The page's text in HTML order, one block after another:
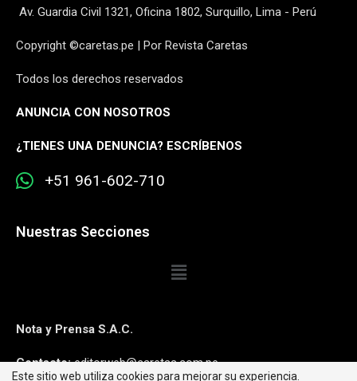
Av. Guardia Civil 1321, Oficina 1802, Surquillo, Lima - Perú
Copyright ©caretas.pe | Por Revista Caretas
Todos los derechos reservados
ANUNCIA CON NOSOTROS
¿TIENES UNA DENUNCIA? ESCRÍBENOS
+51 961-602-710
Nuestras Secciones
Nota y Prensa S.A.C.
Contacto:editorweb@caretas.com.pe
Este sitio web utiliza cookies para mejorar su experiencia.